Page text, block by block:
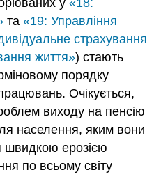
та«19: Управління
страхування
життя») стають
порядку
Очікується,
виходу на пенсію
населення, яким вони
швидкою ерозією
по всьому світу